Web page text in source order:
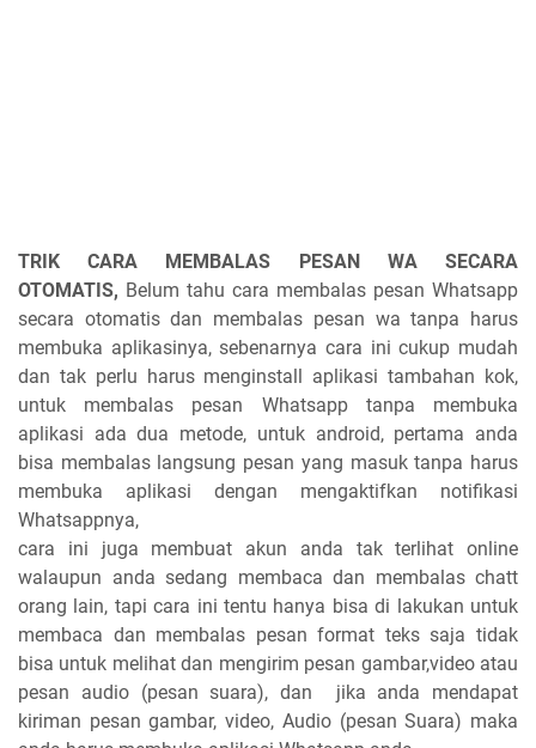
TRIK CARA MEMBALAS PESAN WA SECARA
OTOMATIS, Belum tahu cara membalas pesan Whatsapp
secara otomatis dan membalas pesan wa tanpa harus
membuka aplikasinya, sebenarnya cara ini cukup mudah
dan tak perlu harus menginstall aplikasi tambahan kok,
untuk membalas pesan Whatsapp tanpa membuka
aplikasi ada dua metode, untuk android, pertama anda
bisa membalas langsung pesan yang masuk tanpa harus
membuka aplikasi dengan mengaktifkan notifikasi
Whatsappnya,
cara ini juga membuat akun anda tak terlihat online
walaupun anda sedang membaca dan membalas chatt
orang lain, tapi cara ini tentu hanya bisa di lakukan untuk
membaca dan membalas pesan format teks saja tidak
bisa untuk melihat dan mengirim pesan gambar,video atau
pesan audio (pesan suara), dan jika anda mendapat
kiriman pesan gambar, video, Audio (pesan Suara) maka